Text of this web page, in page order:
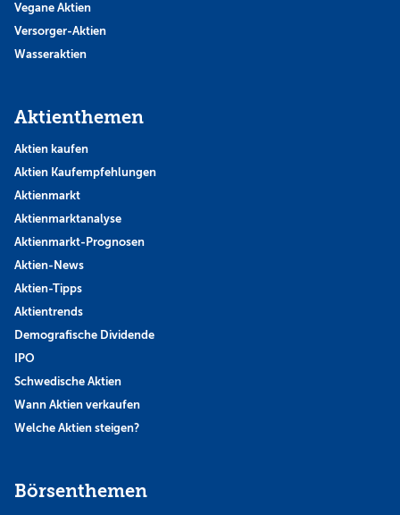
Vegane Aktien
Versorger-Aktien
Wasseraktien
Aktienthemen
Aktien kaufen
Aktien Kaufempfehlungen
Aktienmarkt
Aktienmarktanalyse
Aktienmarkt-Prognosen
Aktien-News
Aktien-Tipps
Aktientrends
Demografische Dividende
IPO
Schwedische Aktien
Wann Aktien verkaufen
Welche Aktien steigen?
Börsenthemen